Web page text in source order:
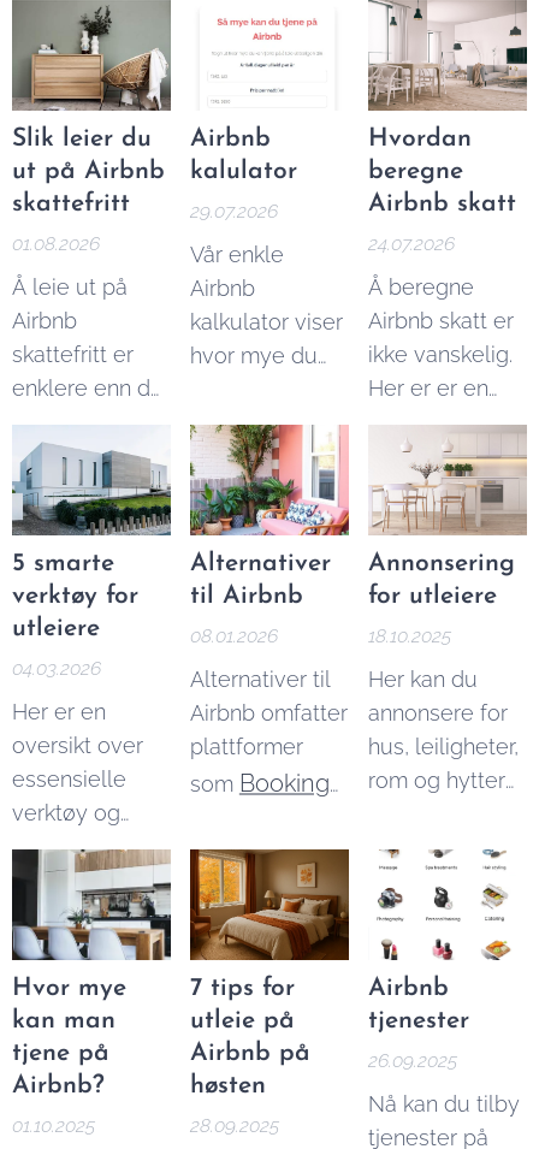
Slik leier du
ut på Airbnb
skattefritt
01.08.2026
Å leie ut på
Airbnb
skattefritt er
enklere enn du
tror. I denne
artikkelen
forklarer vi
beløpsgrensene
og reglene du
må kjenne til.
Airbnb
kalulator
29.07.2026
Vår enkle
Airbnb
kalkulator viser
hvor mye du
Airbnb utleie
per år.
Hvordan
beregne
Airbnb skatt
24.07.2026
Å beregne
Airbnb skatt er
ikke vanskelig.
Her er er en
enkel guide til
å beregne
Airbnb skatt, og
du kan også
bruke vår
Airbnb skatt
kalkulator
nøyaktig hvor
mye du skal
betale.
5 smarte
verktøy for
utleiere
04.03.2026
Her er en
oversikt over
essensielle
verktøy og
tjenester må
du ha for å
kunne drive
effektiv utleie.
Alternativer
til Airbnb
08.01.2026
Alternativer til
Airbnb omfatter
plattformer
som Booking
Homeaway,
VRBO
Homestayog
Misterbnb
Reisende kan
ofte finne både
bedre og
overnattingsmuligheter
Annonsering
for utleiere
18.10.2025
Her kan du
annonsere for
hus, leiligheter,
rom og hytter
over 6000
besøkende
hver måned, er
vi Norges
ledende
nettsted
innenfor
formidler
Hvor mye
kan man
tjene på
Airbnb?
01.10.2025
7 tips for
utleie på
Airbnb på
høsten
28.09.2025
Airbnb
tjenester
26.09.2025
Nå kan du tilby
tjenester på